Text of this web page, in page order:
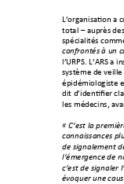
L’organisation a c
total – auprès
spécialités
confrontés à un
l’URPS. L’ARS a
système de veille
épidémiologiste
dit d’identifier
les médecins,
« C’est la premiè
connaissances
de signalement
l’émergence de
c’est de signaler
évoquer une